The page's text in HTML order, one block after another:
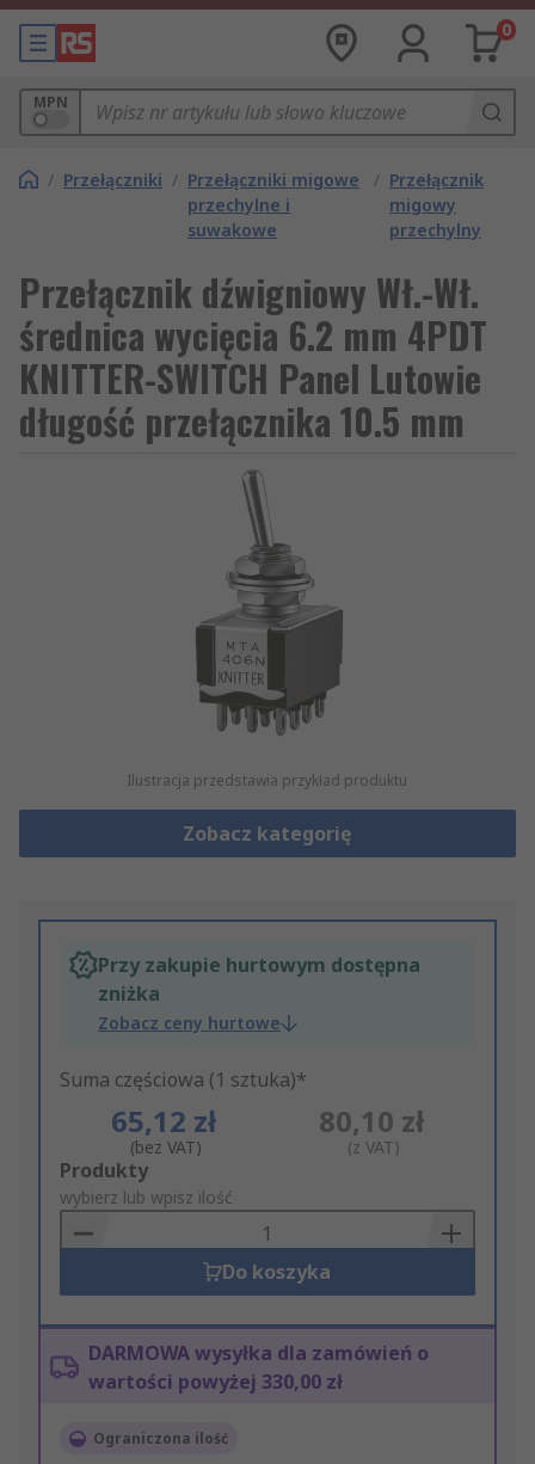
0
MPN
/ Przełączniki / Przełączniki migowe
przechylne i
suwakowe
/ Przełącznik
migowy
przechylny
Przełącznik dźwigniowy Wł.-Wł.
średnica wycięcia 6.2 mm 4PDT
KNITTER-SWITCH Panel Lutowie
długość przełącznika 10.5 mm
Ilustracja przedstawia przykład produktu
Zobacz kategorię
Przy zakupie hurtowym dostępna
zniżka
Zobacz ceny hurtowe
Suma częściowa (1 sztuka)*
65,12 zł
(bez VAT)
80,10 zł
(z VAT)
Add
to
Basket
Produkty
wybierz lub wpisz ilość
Do koszyka
DARMOWA wysyłka dla zamówień o
wartości powyżej 330,00 zł
Ograniczona ilość